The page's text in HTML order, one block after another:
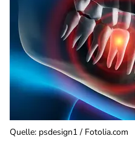
Quelle: psdesign1 / Fotolia.com